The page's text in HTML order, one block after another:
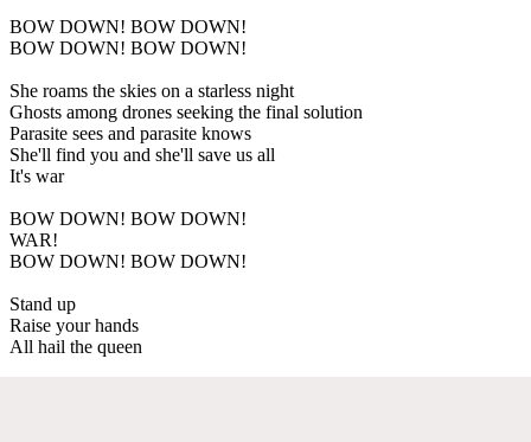
BOW DOWN! BOW DOWN!
BOW DOWN! BOW DOWN!
She roams the skies on a starless night
Ghosts among drones seeking the final solution
Parasite sees and parasite knows
She'll find you and she'll save us all
It's war
BOW DOWN! BOW DOWN!
WAR!
BOW DOWN! BOW DOWN!
Stand up
Raise your hands
All hail the queen